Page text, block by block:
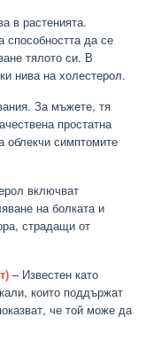
в растенията.
способността да се
тялото си. В
нива на холестерол.
За мъжете, тя
простатна
симптомите
включват
на болката и
страдащи от
– Известен като
които поддържат
че той може да